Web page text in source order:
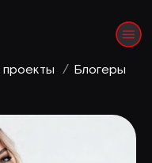
/ Блогеры